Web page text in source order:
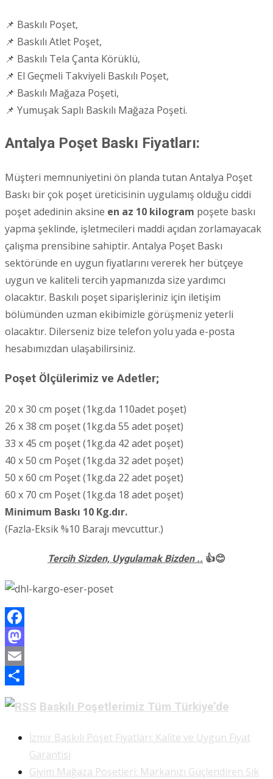
📌 Baskılı Poşet,
📌 Baskılı Atlet Poşet,
📌 Baskılı Tela Çanta Körüklü,
📌 El Geçmeli Takviyeli Baskılı Poşet,
📌 Baskılı Mağaza Poşeti,
📌 Yumuşak Saplı Baskılı Mağaza Poşeti.
Antalya Poşet Baskı Fiyatları:
Müşteri memnuniyetini ön planda tutan Antalya Poşet
Baskı bir çok poşet üreticisinin uygulamış olduğu ciddi
poşet adedinin aksine en az 10 kilogram poşete baskı
yapma şeklinde, işletmecileri maddi açıdan zorlamayacak
çalışma prensibine sahiptir. Antalya Poşet Baskı
sektöründe en uygun fiyatlarını vererek her bütçeye
uygun ve kaliteli tercih yapmanızda size yardımcı
olacaktır. Baskılı poşet siparişleriniz için iletişim
bölümünden uzman ekibimizle görüşmeniz yeterli
olacaktır. Dilerseniz bize telefon yolu yada e-posta
hesabımızdan ulaşabilirsiniz.
Poşet Ölçülerimiz ve Adetler;
20 x 30 cm poşet (1kg.da 110adet poşet)
26 x 38 cm poşet (1kg.da 55 adet poşet)
33 x 45 cm poşet (1kg.da 42 adet poşet)
40 x 50 cm Poşet (1kg.da 32 adet poşet)
50 x 60 cm Poşet (1kg.da 22 adet poşet)
60 x 70 cm Poşet (1kg.da 18 adet poşet)
Minimum Baskı 10 Kg.dır.
(Fazla-Eksik %10 Barajı mevcuttur.)
Tercih Sizden, Uygulamak Bizden .. 👍😊
Facebook
Mastodon
Email
Share
Baskılı Poşetlerimiz Tüm Türkiye’de
İzmir Baskılı Poşet Fiyatları: Kalite ve Uygun Fiyat
Garantisi
Giyim Mağaza Poşetleri: Markanızı Güçlendiren Şık